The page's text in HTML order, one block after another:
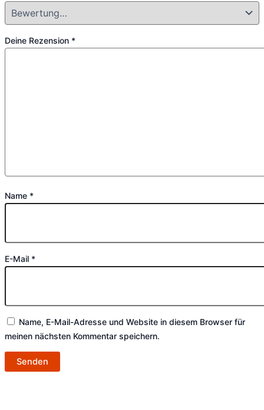
Deine Rezension *
Name *
E-Mail *
Name, E-Mail-Adresse und Website in diesem Browser für
meinen nächsten Kommentar speichern.